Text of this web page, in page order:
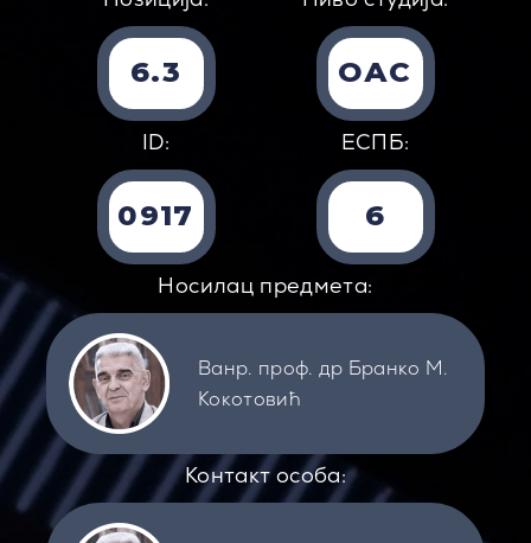
6.3 ОАС
ID:
0917
EСПБ:
6
Носилац предмета:
Ванр. проф. др Бранко М.
Кокотовић
Контакт особа: